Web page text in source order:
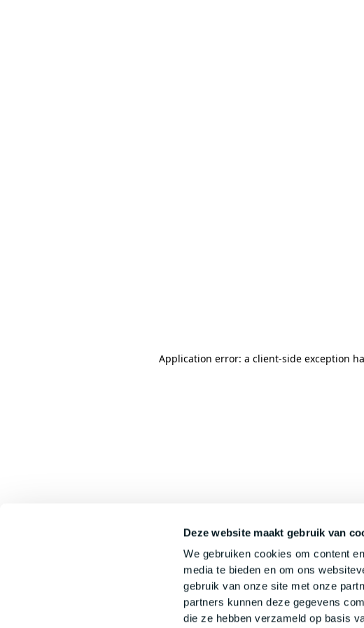
Deze website maakt gebruik van
We gebruiken cookies om content
media te bieden en om ons
gebruik van onze site met onze
partners kunnen deze gegevens
die ze hebben verzameld op basis
Application error: a client-side exception